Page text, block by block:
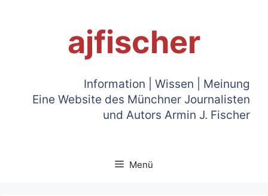
ajfischer
Information | Wissen | Meinung
Eine Website des Münchner Journalisten
und Autors Armin J. Fischer
Menü